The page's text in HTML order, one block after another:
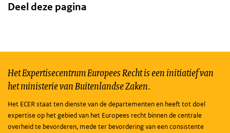
Deel deze pagina
Het Expertisecentrum Europees Recht is een initiatief van
het ministerie van Buitenlandse Zaken.
Het ECER staat ten dienste van de departementen en heeft tot doel
expertise op het gebied van het Europees recht binnen de centrale
overheid te bevorderen, mede ter bevordering van een consistente